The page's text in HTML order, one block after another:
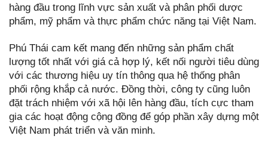
hàng đầu trong lĩnh vực sản xuất và phân phối dược
phẩm, mỹ phẩm và thực phẩm chức năng tại Việt Nam.
Phú Thái cam kết mang đến những sản phẩm chất
lượng tốt nhất với giá cả hợp lý, kết nối người tiêu dùng
với các thương hiệu uy tín thông qua hệ thống phân
phối rộng khắp cả nước. Đồng thời, công ty cũng luôn
đặt trách nhiệm với xã hội lên hàng đầu, tích cực tham
gia các hoạt động cộng đồng để góp phần xây dựng một
Việt Nam phát triển và văn minh.